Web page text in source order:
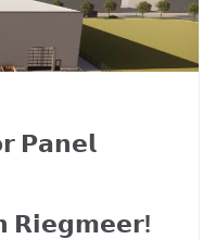
𝗣𝗮𝗻𝗲𝗹
𝗥𝗶𝗲𝗴𝗺𝗲𝗲𝗿!